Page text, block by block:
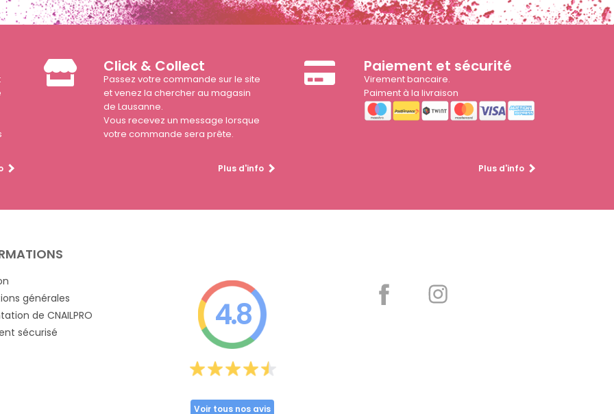
Click & Collect
Passez votre commande sur le site
et venez la chercher au magasin
de Lausanne.
Vous recevez un message lorsque
votre commande sera prête.
Plus d'info
Paiement et sécurité
Virement bancaire.
Paiment à la livraison
Plus d'info
générales
de CNAILPRO
sécurisé
4.8
Voir tous nos avis